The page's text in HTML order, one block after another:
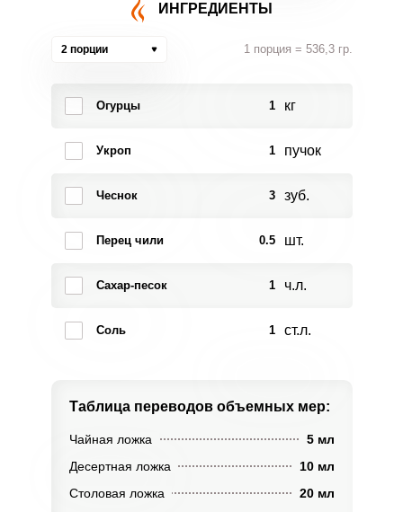
ИНГРЕДИЕНТЫ
2 порции 1 порция = 536,3 гр.
Огурцы 1 кг
Укроп 1 пучок
Чеснок 3 зуб.
Перец чили 0.5 шт.
Сахар-песок 1 ч.л.
Соль 1 ст.л.
Таблица переводов объемных мер:
Чайная ложка
5 мл
Десертная ложка
10 мл
Столовая ложка
20 мл